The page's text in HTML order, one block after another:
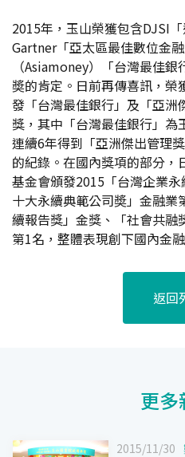
2015年，玉山榮獲包含DJSI
Gartner「亞太區最佳數位金
（Asiamoney）「台灣最佳
奬的肯定。日前再傳喜訊，榮
發「台灣最佳銀行」及「亞洲
獎，其中「台灣最佳銀行」為
連續6年得到「亞洲傑出管理
的紀錄。在國內獎項的部分
基金會頒發2015「台灣企業
十大永續典範公司奬」金融
續報告獎」金獎、「社會共融
第1名，整體表現創下國內金
返回
更多
2015/11/30